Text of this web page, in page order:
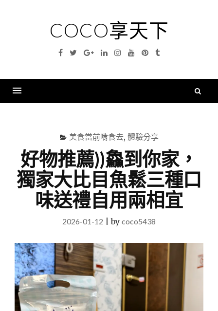
COCO享天下
Facebook
TwitterGoogleLinkedinInstagramYouTubePinterest
Tumblr
美食當前啃食去, 體驗分享
好物推薦))鱻到你家，
獨家大比目魚鬆三種口
味送禮自用兩相宜
2026-01-12 |by coco5438